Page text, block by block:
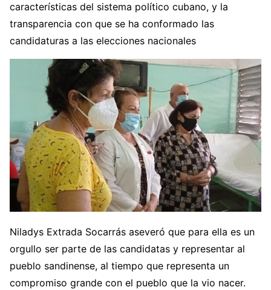
características del sistema político cubano, y la
transparencia con que se ha conformado las
candidaturas a las elecciones nacionales
Niladys Extrada Socarrás aseveró que para ella es un
orgullo ser parte de las candidatas y representar al
pueblo sandinense, al tiempo que representa un
compromiso grande con el pueblo que la vio nacer.